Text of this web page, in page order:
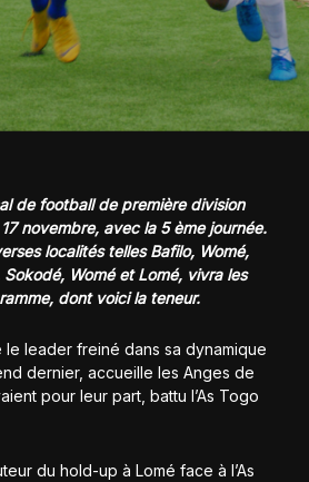
de football de première division
novembre, avec la 5 ème journée.
localités telles Bafilo, Womé,
Womé et Lomé, vivra les
dont voici la teneur.
leader freiné dans sa dynamique
dernier, accueille les Anges de
pour leur part, battu l’As Togo
du hold-up à Lomé face à l’As